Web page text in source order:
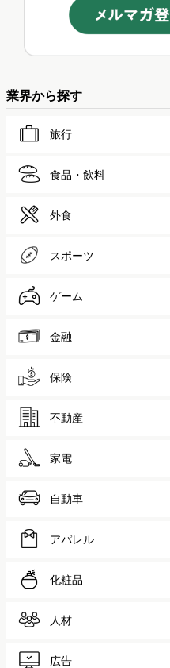
業界から探す
旅行
食品・飲料
外食
スポーツ
ゲーム
金融
保険
不動産
家電
自動車
アパレル
化粧品
人材
広告